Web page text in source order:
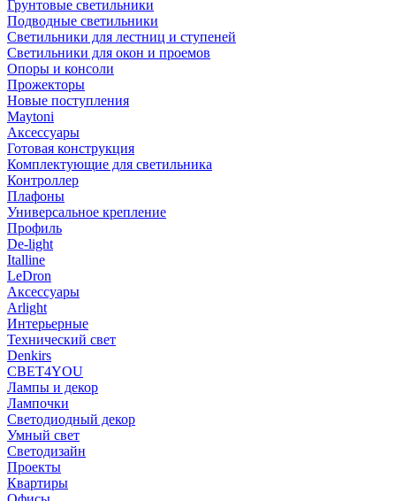
Грунтовые светильники
Подводные светильники
Светильники для лестниц и ступеней
Светильники для окон и проемов
Опоры и консоли
Прожекторы
Новые поступления
Maytoni
Аксессуары
Готовая конструкция
Комплектующие для светильника
Контроллер
Плафоны
Универсальное крепление
Профиль
De-light
Italline
LeDron
Аксессуары
Arlight
Интерьерные
Технический свет
Denkirs
СВЕТ4YOU
Лампы и декор
Лампочки
Светодиодный декор
Умный свет
Светодизайн
Проекты
Квартиры